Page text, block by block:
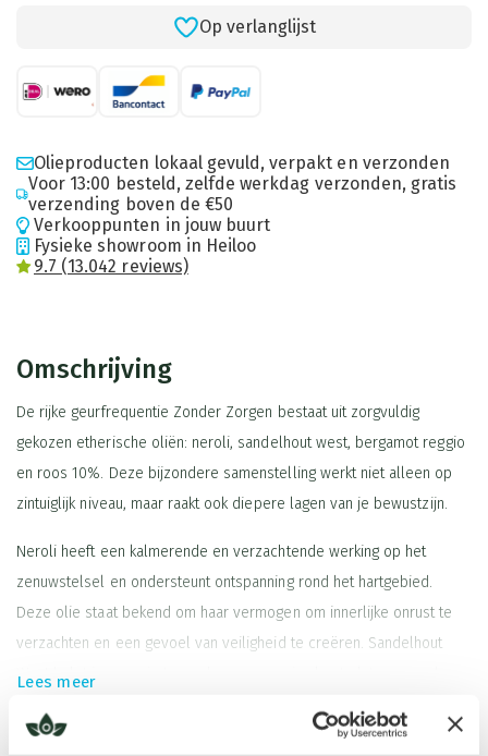
Op verlanglijst
Olieproducten lokaal gevuld, verpakt en verzonden
Voor 13:00 besteld, zelfde werkdag verzonden, gratis
verzending boven de €50
Verkooppunten in jouw buurt
Fysieke showroom in Heiloo
9.7 (13.042 reviews)
Omschrijving
De rijke geurfrequentie Zonder Zorgen bestaat uit zorgvuldig
gekozen etherische oliën: neroli, sandelhout west, bergamot reggio
en roos 10%. Deze bijzondere samenstelling werkt niet alleen op
zintuiglijk niveau, maar raakt ook diepere lagen van je bewustzijn.
Neroli heeft een kalmerende en verzachtende werking op het
zenuwstelsel en ondersteunt ontspanning rond het hartgebied.
Deze olie staat bekend om haar vermogen om innerlijke onrust te
verzachten en een gevoel van veiligheid te creëren. Sandelhout
West helpt je energie te aarden en spanning los te laten, waardoor
Tegelijkertijd verfrist bergamot Reggio de geest en kan het
Lees meer